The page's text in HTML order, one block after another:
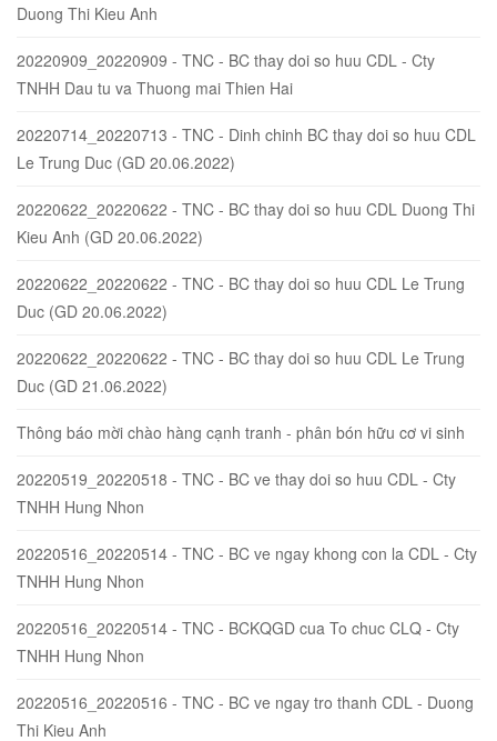
Duong Thi Kieu Anh
20220909_20220909 - TNC - BC thay doi so huu CDL - Cty
TNHH Dau tu va Thuong mai Thien Hai
20220714_20220713 - TNC - Dinh chinh BC thay doi so huu CDL
Le Trung Duc (GD 20.06.2022)
20220622_20220622 - TNC - BC thay doi so huu CDL Duong Thi
Kieu Anh (GD 20.06.2022)
20220622_20220622 - TNC - BC thay doi so huu CDL Le Trung
Duc (GD 20.06.2022)
20220622_20220622 - TNC - BC thay doi so huu CDL Le Trung
Duc (GD 21.06.2022)
Thông báo mời chào hàng cạnh tranh - phân bón hữu cơ vi sinh
20220519_20220518 - TNC - BC ve thay doi so huu CDL - Cty
TNHH Hung Nhon
20220516_20220514 - TNC - BC ve ngay khong con la CDL - Cty
TNHH Hung Nhon
20220516_20220514 - TNC - BCKQGD cua To chuc CLQ - Cty
TNHH Hung Nhon
20220516_20220516 - TNC - BC ve ngay tro thanh CDL - Duong
Thi Kieu Anh